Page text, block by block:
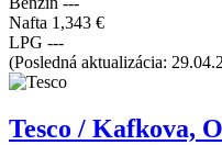
Nafta 1,343 €
LPG ---
(Posledná aktualizácia:
Tesco / Kafkova,